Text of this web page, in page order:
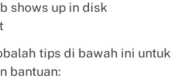
tips di bawah ini untuk
bantuan: